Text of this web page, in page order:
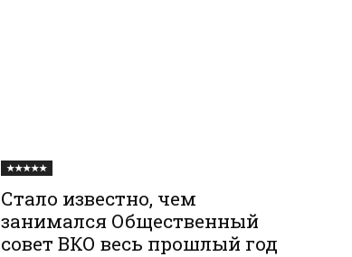
★★★★★
Стало известно, чем
занимался Общественный
совет ВКО весь прошлый год